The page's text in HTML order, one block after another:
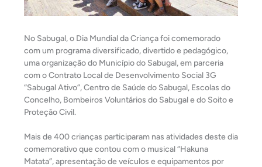
No Sabugal, o Dia Mundial da Criança foi comemorado
com um programa diversificado, divertido e pedagógico,
uma organização do Município do Sabugal, em parceria
com o Contrato Local de Desenvolvimento Social 3G
“Sabugal Ativo”, Centro de Saúde do Sabugal, Escolas do
Concelho, Bombeiros Voluntários do Sabugal e do Soito e
Proteção Civil.
Mais de 400 crianças participaram nas atividades deste dia
comemorativo que contou com o musical “Hakuna
Matata”, apresentação de veículos e equipamentos por